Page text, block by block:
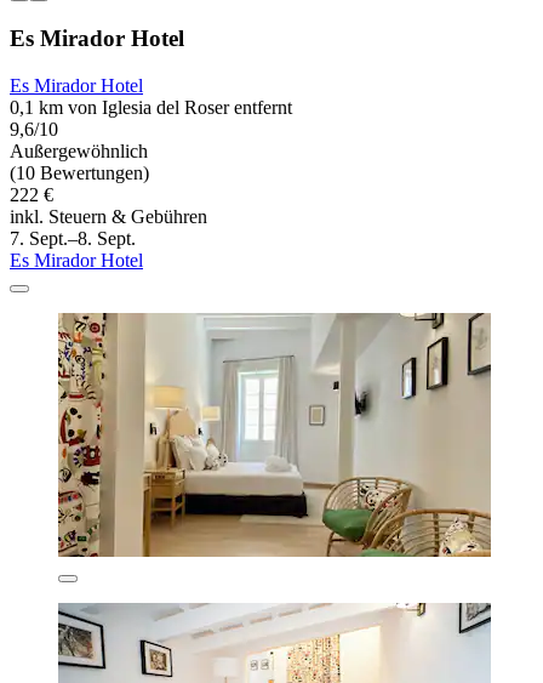
Es Mirador Hotel
Es Mirador Hotel
0,1 km von Iglesia del Roser entfernt
9,6/10
Außergewöhnlich
(10 Bewertungen)
222 €
inkl. Steuern & Gebühren
7. Sept.–8. Sept.
Es Mirador Hotel